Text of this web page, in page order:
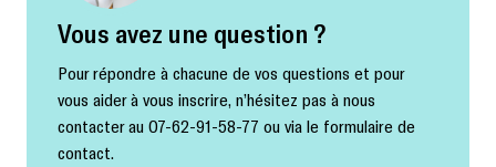
Vous avez une question ?
Pour répondre à chacune de vos questions et pour
vous aider à vous inscrire, n’hésitez pas à nous
contacter au 07-62-91-58-77 ou via le formulaire de
contact.